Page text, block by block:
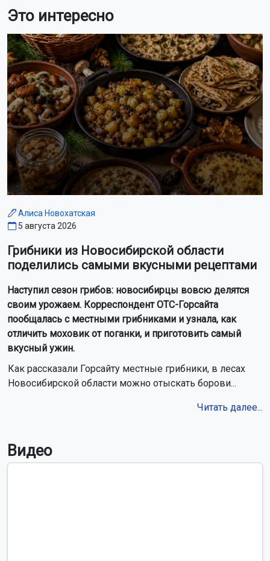
Это интересно
Алиса Новохатская
5 августа 2026
Грибники из Новосибирской области
поделились самыми вкусными рецептами
Наступил сезон грибов: новосибирцы вовсю делятся
своим урожаем. Корреспондент ОТС-Горсайта
пообщалась с местными грибниками и узнала, как
отличить моховик от поганки, и приготовить самый
вкусный ужин.
Как рассказали Горсайту местные грибники, в лесах
Новосибирской области можно отыскать борови...
Читать далее...
Видео